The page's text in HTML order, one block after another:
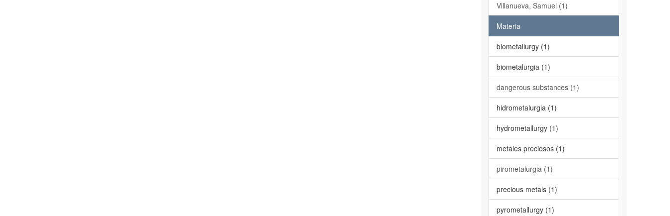
Villanueva, Samuel (1)
Materia
biometallurgy (1)
biometalurgia (1)
dangerous substances (1)
hidrometalurgia (1)
hydrometallurgy (1)
metales preciosos (1)
pirometalurgia (1)
precious metals (1)
pyrometallurgy (1)